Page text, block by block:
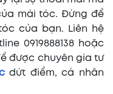
mái tóc. Đừng để
của bạn. Liên hệ
0919888138 hoặc
được chuyên gia tư
dứt điểm, cá nhân